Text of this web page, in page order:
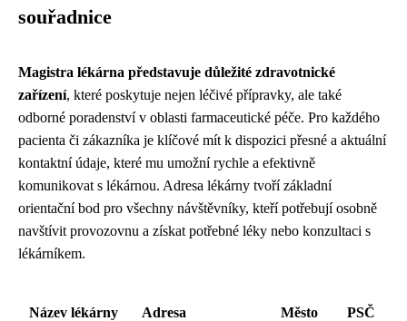
souřadnice
Magistra lékárna představuje důležité zdravotnické
zařízení, které poskytuje nejen léčivé přípravky, ale také
odborné poradenství v oblasti farmaceutické péče. Pro každého
pacienta či zákazníka je klíčové mít k dispozici přesné a aktuální
kontaktní údaje, které mu umožní rychle a efektivně
komunikovat s lékárnou. Adresa lékárny tvoří základní
orientační bod pro všechny návštěvníky, kteří potřebují osobně
navštívit provozovnu a získat potřebné léky nebo konzultaci s
lékárníkem.
Název lékárny Adresa Město PSČ